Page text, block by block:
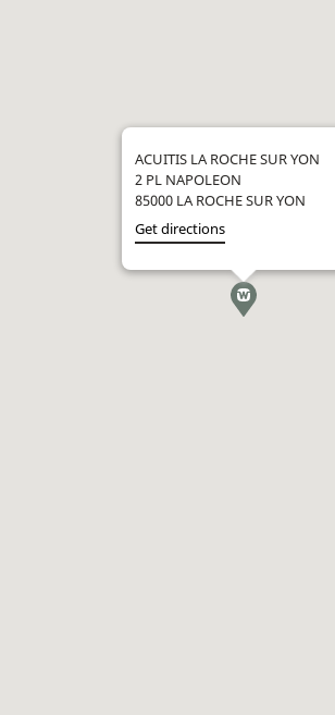
ACUITIS LA ROCHE SUR YON
2 PL NAPOLEON
85000 LA ROCHE SUR YON
Get directions